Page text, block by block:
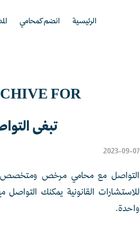
الرئيسية انضم كمحامي
FOR:
تبغى
2023-09-07
التواصل مع محامي مرخص ومتخصص
للاستشارات القانونية يمكنك
واحدة.